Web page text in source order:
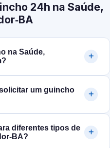
24h na Saúde,
na Saúde,
um guincho
diferentes tipos de